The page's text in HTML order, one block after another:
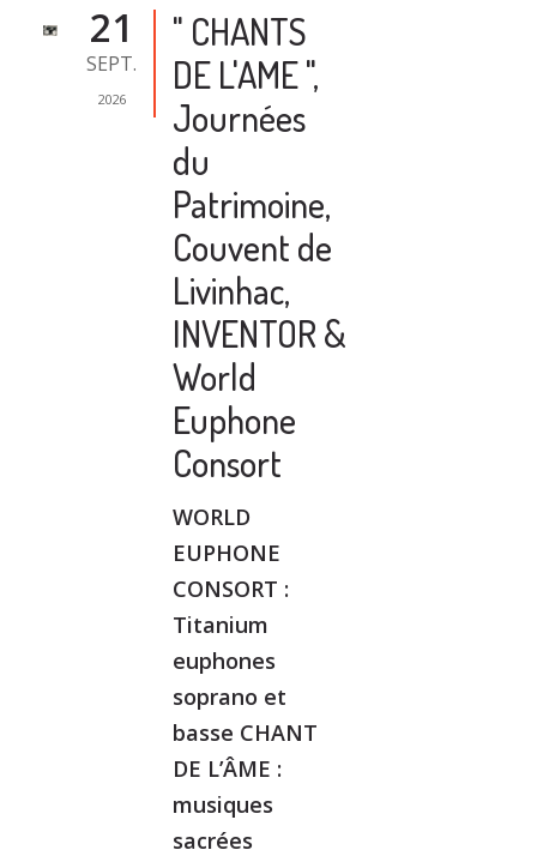
21
SEPT.
2026
" CHANTS
DE L'AME ",
Journées
du
Patrimoine,
Couvent de
Livinhac,
INVENTOR &
World
Euphone
Consort
WORLD
EUPHONE
CONSORT :
Titanium
euphones
soprano et
basse CHANT
DE L’ÂME :
musiques
sacrées